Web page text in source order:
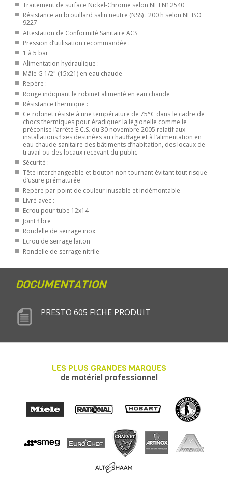
Traitement de surface Nickel-Chrome selon NF EN12540
Résistance au brouillard salin neutre (NSS) : 200 h selon NF ISO
9227
Attestation de Conformité Sanitaire ACS
Pression d’utilisation recommandée :
1 à 5 bar
Alimentation hydraulique :
Mâle G 1/2" (15x21) en eau chaude
Repère :
Rouge indiquant le robinet alimenté en eau chaude
Résistance thermique :
Ce robinet résiste à une température de 75°C dans le cadre de
chocs thermiques pour éradiquer la légionelle comme le
préconise l’arrêté E.C.S. du 30 novembre 2005 relatif aux
installations fixes destinées au chauffage et à l’alimentation en
eau chaude sanitaire des bâtiments d’habitation, des locaux de
travail ou des locaux recevant du public
Sécurité :
Tête interchangeable et bouton non tournant évitant tout risque
d’usure prématurée
Repère par point de couleur inusable et indémontable
Livré avec :
Ecrou pour tube 12x14
Joint fibre
Rondelle de serrage inox
Ecrou de serrage laiton
Rondelle de serrage nitrile
DOCUMENTATION
PRESTO 605 FICHE PRODUIT
LES PLUS GRANDES MARQUES
de matériel professionnel